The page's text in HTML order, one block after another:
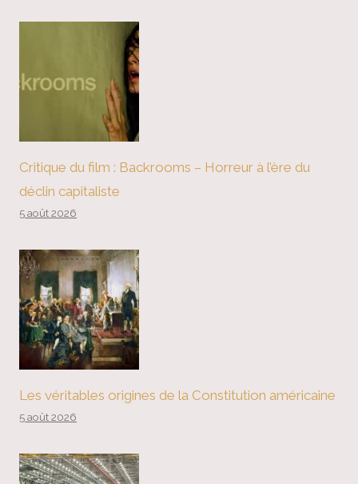
Critique du film : Backrooms – Horreur à l’ère du
déclin capitaliste
5 août 2026
Les véritables origines de la Constitution américaine
5 août 2026